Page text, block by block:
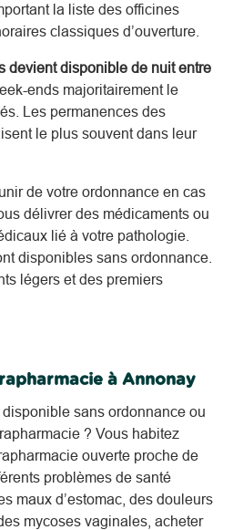
la liste des officines
classiques d’ouverture.
devient disponible de nuit entre
ends majoritairement le
Les permanences des
le plus souvent dans leur
de votre ordonnance en cas
délivrer des médicaments ou
lié à votre pathologie.
disponibles sans ordonnance.
légers et des premiers
à Annonay
sans ordonnance ou
? Vous habitez
ouverte proche de
problèmes de santé
maux d’estomac, des douleurs
mycoses vaginales, acheter